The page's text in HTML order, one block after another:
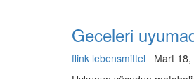
Geceleri
flink lebensmittel Mart 18,